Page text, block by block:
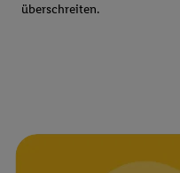
überschreiten.